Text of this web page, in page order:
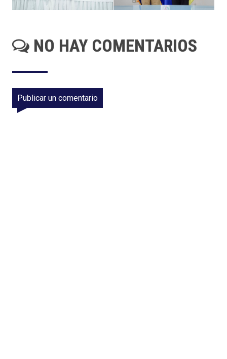
NO HAY COMENTARIOS
Publicar un comentario